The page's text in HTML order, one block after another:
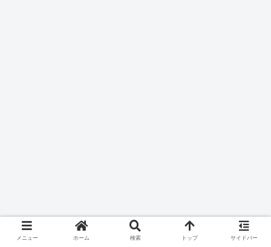
メニュー ホーム 検索 トップ サイドバー